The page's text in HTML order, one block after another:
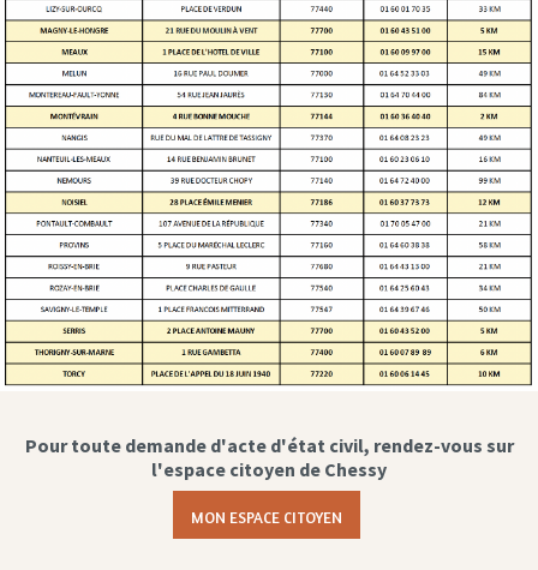
Pour toute demande d'acte d'état civil, rendez-vous sur
l'espace citoyen de Chessy
MON ESPACE CITOYEN